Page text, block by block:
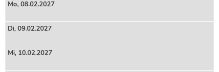
Mo,08.02.2027
Di,09.02.2027
Mi, 10.02.2027